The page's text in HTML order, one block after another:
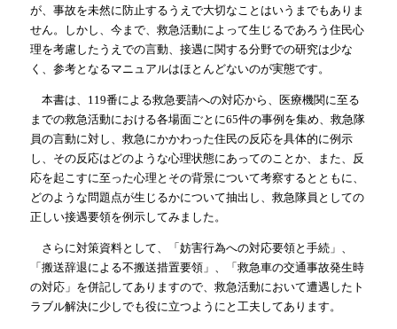
が、事故を未然に防止するうえで大切なことはいうまでもありま
せん。しかし、今まで、救急活動によって生じるであろう住民心
理を考慮したうえでの言動、接遇に関する分野での研究は少な
く、参考となるマニュアルはほとんどないのが実態です。
本書は、119番による救急要請への対応から、医療機関に至る
までの救急活動における各場面ごとに65件の事例を集め、救急隊
員の言動に対し、救急にかかわった住民の反応を具体的に例示
し、その反応はどのような心理状態にあってのことか、また、反
応を起こすに至った心理とその背景について考察するとともに、
どのような問題点が生じるかについて抽出し、救急隊員としての
正しい接遇要領を例示してみました。
さらに対策資料として、「妨害行為への対応要領と手続」、
「搬送辞退による不搬送措置要領」、「救急車の交通事故発生時
の対応」を併記してありますので、救急活動において遭遇したト
ラブル解決に少しでも役に立つようにと工夫してあります。